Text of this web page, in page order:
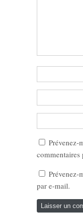
Prévenez-
commentaires
Prévenez-
par e-mail.